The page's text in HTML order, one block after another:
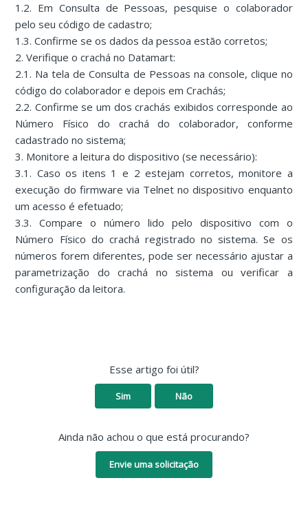
1.2. Em Consulta de Pessoas, pesquise o colaborador
pelo seu código de cadastro;
1.3. Confirme se os dados da pessoa estão corretos;
2. Verifique o crachá no Datamart:
2.1. Na tela de Consulta de Pessoas na console, clique no
código do colaborador e depois em Crachás;
2.2. Confirme se um dos crachás exibidos corresponde ao
Número Físico do crachá do colaborador, conforme
cadastrado no sistema;
3. Monitore a leitura do dispositivo (se necessário):
3.1. Caso os itens 1 e 2 estejam corretos, monitore a
execução do firmware via Telnet no dispositivo enquanto
um acesso é efetuado;
3.3. Compare o número lido pelo dispositivo com o
Número Físico do crachá registrado no sistema. Se os
números forem diferentes, pode ser necessário ajustar a
parametrização do crachá no sistema ou verificar a
configuração da leitora.
Esse artigo foi útil?
Sim Não
Ainda não achou o que está procurando?
Envie uma solicitação